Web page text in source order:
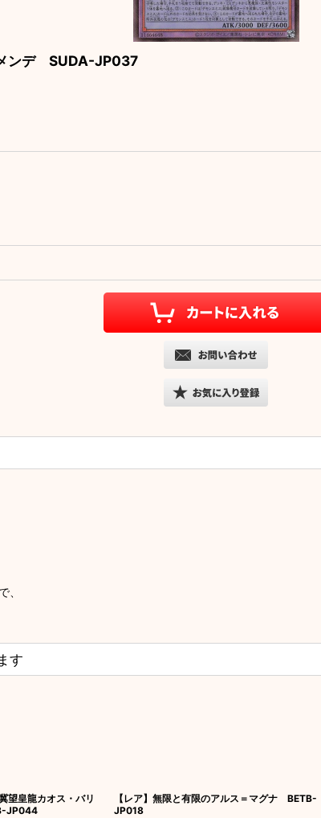
メンデ SUDA-JP037
、
す
望皇龍カオス・バリ
JP044
【レア】無限と有限のアルス＝マグナ BETB-
JP018